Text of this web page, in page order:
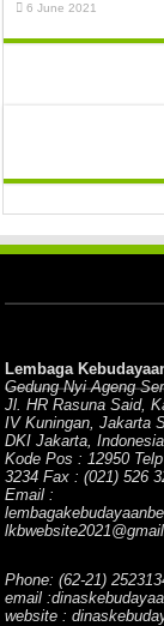
6 June 2021
Lembaga
Gedung Nyi Ageng
Jl. HR Rasuna Said,
IV Kuningan, Jakarta
DKI Jakarta, Indonesia
Kode Pos : 12950
3234 Fax : (021) 526
Email :
Phone: (62-21)
email
website :